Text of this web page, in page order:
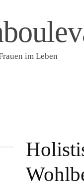
im Leben